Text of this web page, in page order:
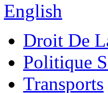
English
Droit De
Politique
Transports